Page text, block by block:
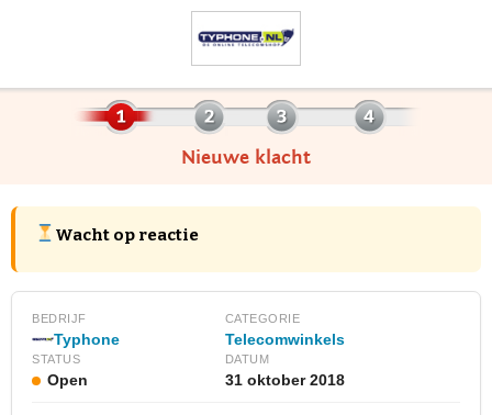
Nieuwe klacht
Wacht op reactie
BEDRIJF
Typhone
CATEGORIE
Telecomwinkels
STATUS
Open
DATUM
31 oktober 2018